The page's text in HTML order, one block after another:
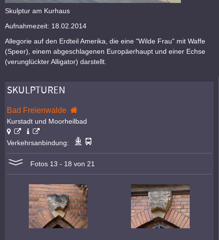
Skulptur am Kurhaus
Aufnahmezeit: 18.02.2014
Allegorie auf den Erdteil Amerika, die eine "Wilde Frau" mit Waffe
(Speer), einem abgeschlagenen Europäerhaupt und einer Echse
(verunglückter Alligator) darstellt.
SKULPTUREN
Bad Freienwalde
Kurstadt und Moorheilbad
Verkehrsanbindung:
Fotos 13 - 18 von 21